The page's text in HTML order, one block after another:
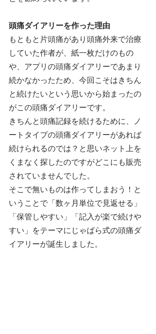
頭痛ダイアリーを作った理由
もともと片頭痛があり頭痛外来で治療
していた作者が、紙一枚だけのもの
や、アプリの頭痛ダイアリーであまり
続かなかったため、今回こそはきちん
と続けたいという思いから始まったの
がこの頭痛ダイアリーです。
きちんと頭痛記録を続けるために、ノ
ートタイプの頭痛ダイアリーがあれば
続けられるのでは？と思いネット上を
くまなく探したのですがどこにも販売
されていませんでした。
そこで無いものは作ってしまおう！と
いうことで「数ヶ月単位で見返せる」
「保管しやすい」「記入が楽で続けや
すい」をテーマにじゃばら式の頭痛ダ
イアリーが誕生しました。